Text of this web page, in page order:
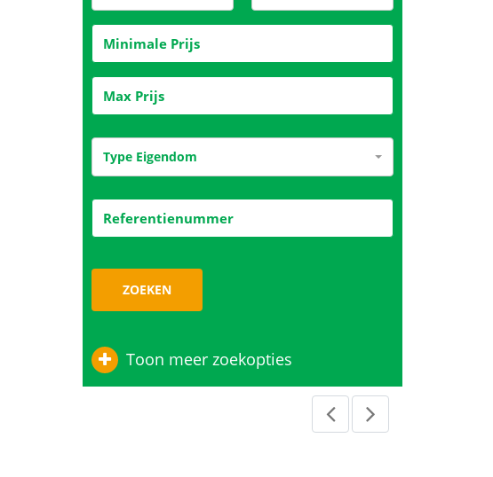
Type Eigendom
ZOEKEN
Toon meer zoekopties